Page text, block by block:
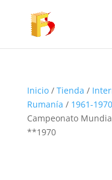
Inicio/ Tienda /
Rumanía / 1961-1970
Campeonato
**1970